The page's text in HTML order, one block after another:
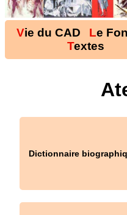
Vie du CAD Le
Textes
Dictionnaire